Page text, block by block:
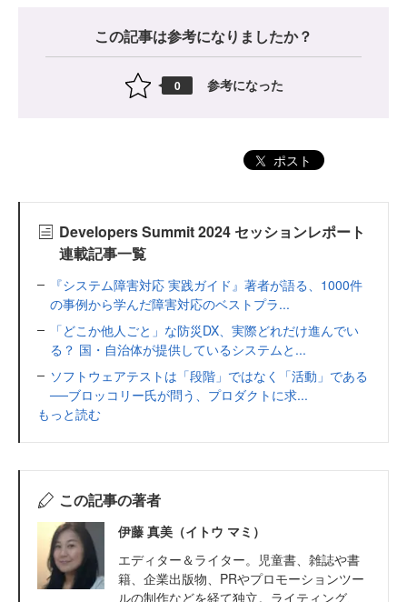
この記事は参考になりましたか？
0 参考になった
ポスト
Developers Summit 2024 セッションレポート
連載記事一覧
『システム障害対応 実践ガイド』著者が語る、1000件
の事例から学んだ障害対応のベストプラ...
「どこか他人ごと」な防災DX、実際どれだけ進んでい
る？ 国・自治体が提供しているシステムと...
ソフトウェアテストは「段階」ではなく「活動」である
──ブロッコリー氏が問う、プロダクトに求...
もっと読む
この記事の著者
伊藤 真美（イトウ マミ）
エディター＆ライター。児童書、雑誌や書
籍、企業出版物、PRやプロモーションツー
ルの制作などを経て独立。ライティング、